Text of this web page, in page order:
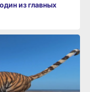
из главных